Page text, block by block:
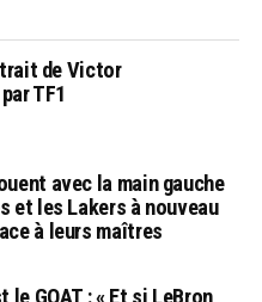
de Victor
TF1
avec la main gauche
et les Lakers à nouveau
à leurs maîtres
le GOAT : « Et si LeBron